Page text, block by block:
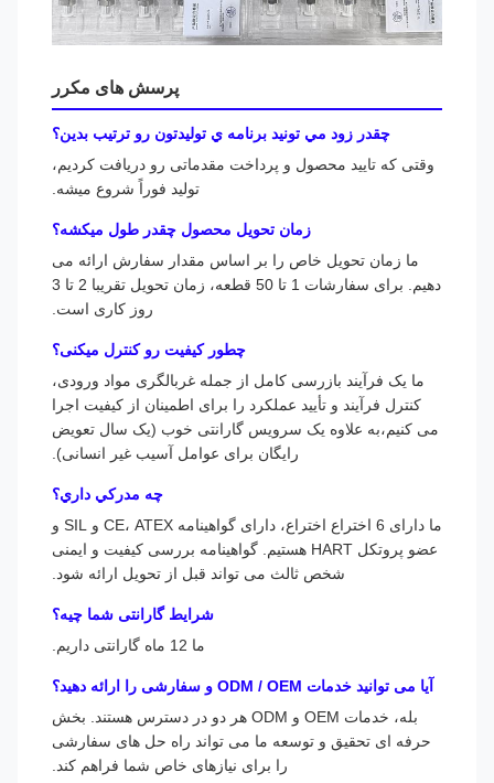
پرسش های مکرر
چقدر زود مي تونيد برنامه ي توليدتون رو ترتيب بدين؟
وقتی که تایید محصول و پرداخت مقدماتی رو دریافت کردیم،
تولید فوراً شروع میشه.
زمان تحویل محصول چقدر طول میکشه؟
ما زمان تحویل خاص را بر اساس مقدار سفارش ارائه می
دهیم. برای سفارشات 1 تا 50 قطعه، زمان تحویل تقریبا 2 تا 3
روز کاری است.
چطور کیفیت رو کنترل میکنی؟
ما یک فرآیند بازرسی کامل از جمله غربالگری مواد ورودی،
کنترل فرآیند و تأیید عملکرد را برای اطمینان از کیفیت اجرا
می کنیم،به علاوه یک سرویس گارانتی خوب (یک سال تعویض
رایگان برای عوامل آسیب غیر انسانی).
چه مدرکي داري؟
ما دارای 6 اختراع اختراع، دارای گواهینامه CE، ATEX و SIL و
عضو پروتکل HART هستیم. گواهینامه بررسی کیفیت و ایمنی
شخص ثالث می تواند قبل از تحویل ارائه شود.
شرایط گارانتی شما چیه؟
آیا می توانید خدمات ODM / OEM و سفارشی را ارائه دهید؟
بله، خدمات OEM و ODM هر دو در دسترس هستند. بخش
حرفه ای تحقیق و توسعه ما می تواند راه حل های سفارشی
را برای نیازهای خاص شما فراهم کند.